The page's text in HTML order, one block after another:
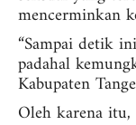
mencerminkan
“Sampai detik
padahal
Kabupaten
Oleh karena itu,